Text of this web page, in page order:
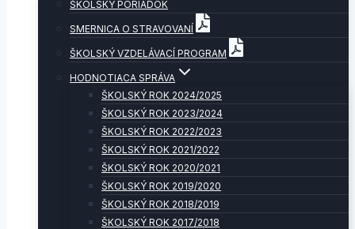
ŠKOLSKÝ PORIADOK
SMERNICA O STRAVOVANÍ
ŠKOLSKÝ VZDELÁVACÍ PROGRAM
HODNOTIACA SPRÁVA
ŠKOLSKÝ ROK 2024/2025
ŠKOLSKÝ ROK 2023/2024
ŠKOLSKÝ ROK 2022/2023
ŠKOLSKÝ ROK 2021/2022
ŠKOLSKÝ ROK 2020/2021
ŠKOLSKÝ ROK 2019/2020
ŠKOLSKÝ ROK 2018/2019
ŠKOLSKÝ ROK 2017/2018